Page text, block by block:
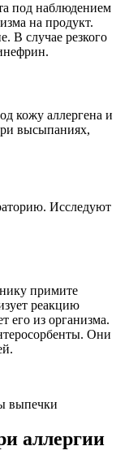
под наблюдением
на продукт.
В случае резкого
кожу аллергена и
высыпаниях,
Исследуют
примите
реакцию
его из организма.
Они
выпечки
аллергии